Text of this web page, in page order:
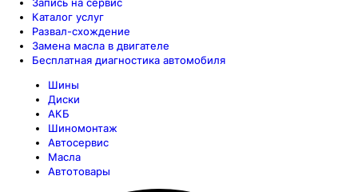
Каталог услуг
Развал-схождение
Замена масла в двигателе
Бесплатная диагностика автомобиля
Шины
Диски
АКБ
Шиномонтаж
Автосервис
Масла
Автотовары